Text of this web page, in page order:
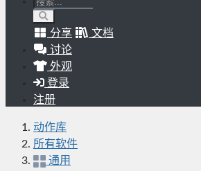
分享
文档
讨论
外观
登录
注册
动作库
所有软件
通用